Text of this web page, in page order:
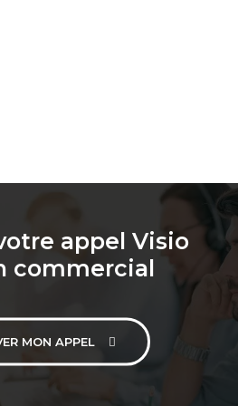
appel Visio
commercial
MON APPEL